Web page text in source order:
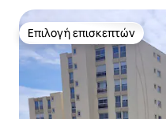
Επιλογή επισκεπτών
Επιλογή επισκεπτών